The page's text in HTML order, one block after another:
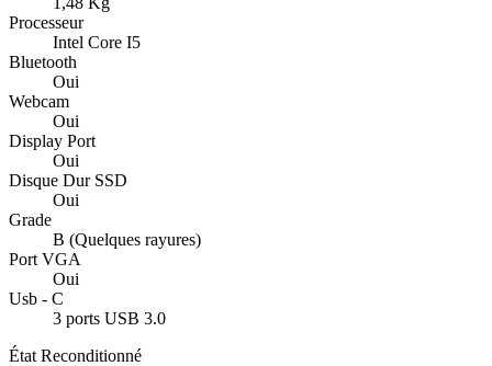
Processeur
Intel Core I5
Bluetooth
Oui
Webcam
Oui
Display Port
Oui
Disque Dur SSD
Oui
Grade
B (Quelques rayures)
Port VGA
Oui
Usb - C
3 ports USB 3.0
État Reconditionné